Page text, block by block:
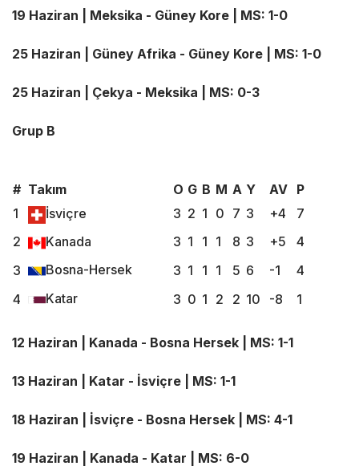
19 Haziran | Meksika - Güney Kore | MS: 1-0
25 Haziran | Güney Afrika - Güney Kore | MS: 1-0
25 Haziran | Çekya - Meksika | MS: 0-3
Grup B
# Takım O G B M A Y AV P
1
İsviçre 3 2 1 0 7 3 +4
7
2
Kanada 3 1 1 1 8 3 +5
4
3
Bosna-Hersek 3 1 1 1 5 6 -1
4
4
Katar 3 0 1 2 2 10 -8 1
12 Haziran | Kanada - Bosna Hersek | MS: 1-1
13 Haziran | Katar - İsviçre | MS: 1-1
18 Haziran | İsviçre - Bosna Hersek | MS: 4-1
19 Haziran | Kanada - Katar | MS: 6-0